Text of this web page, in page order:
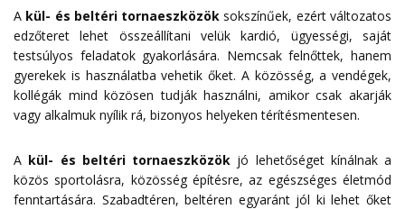
A kül- és beltéri tornaeszközök sokszínűek, ezért változatos
edzőteret lehet összeállítani velük kardió, ügyességi, saját
testsúlyos feladatok gyakorlására. Nemcsak felnőttek, hanem
gyerekek is használatba vehetik őket. A közösség, a vendégek,
kollégák mind közösen tudják használni, amikor csak akarják
vagy alkalmuk nyílik rá, bizonyos helyeken térítésmentesen.
A kül- és beltéri tornaeszközök jó lehetőséget kínálnak a
közös sportolásra, közösség építésre, az egészséges életmód
fenntartására. Szabadtéren, beltéren egyaránt jól ki lehet őket